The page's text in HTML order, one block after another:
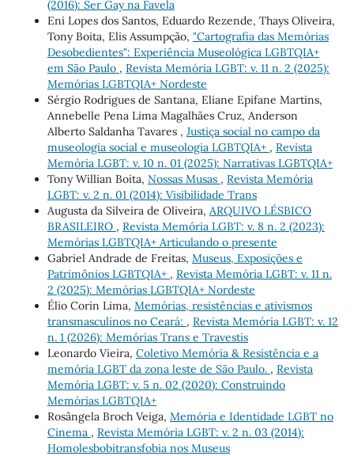
(2016): Ser Gay na Favela
Eni Lopes dos Santos, Eduardo Rezende, Thays Oliveira,
Tony Boita, Elis Assumpção, "Cartografia das Memórias
Desobedientes": Experiência Museológica LGBTQIA+
em São Paulo , Revista Memória LGBT: v. 11 n. 2 (2025):
Memórias LGBTQIA+ Nordeste
Sérgio Rodrigues de Santana, Eliane Epifane Martins,
Annebelle Pena Lima Magalhães Cruz, Anderson
Alberto Saldanha Tavares , Justiça social no campo da
museologia social e museologia LGBTQIA+ , Revista
Memória LGBT: v. 10 n. 01 (2025): Narrativas LGBTQIA+
Tony Willian Boita, Nossas Musas , Revista Memória
LGBT: v. 2 n. 01 (2014): Visibilidade Trans
Augusta da Silveira de Oliveira, ARQUIVO LÉSBICO
BRASILEIRO , Revista Memória LGBT: v. 8 n. 2 (2023):
Memórias LGBTQIA+ Articulando o presente
Gabriel Andrade de Freitas, Museus, Exposições e
Patrimônios LGBTQIA+ , Revista Memória LGBT: v. 11 n.
2 (2025): Memórias LGBTQIA+ Nordeste
Élio Corin Lima, Memórias, resistências e ativismos
transmasculinos no Ceará: , Revista Memória LGBT: v. 12
n. 1 (2026): Memórias Trans e Travestis
Leonardo Vieira, Coletivo Memória & Resistência e a
memória LGBT da zona leste de São Paulo. , Revista
Memória LGBT: v. 5 n. 02 (2020): Construindo
Memórias LGBTQIA+
Rosângela Broch Veiga, Memória e Identidade LGBT no
Cinema , Revista Memória LGBT: v. 2 n. 03 (2014):
Homolesbobitransfobia nos Museus